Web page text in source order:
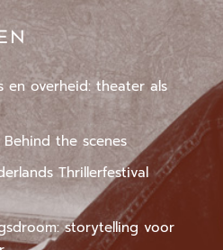
en overheid: theater als
the scenes
Thrillerfestival
storytelling voor